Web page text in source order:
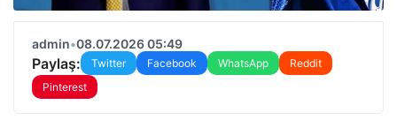
admin•08.07.2026 05:49
Paylaş: Twitter Facebook WhatsApp
Reddit
Pinterest